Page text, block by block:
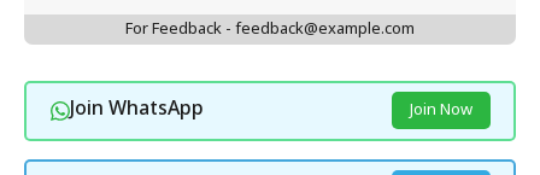
For Feedback - feedback@example.com
Join WhatsApp Join Now